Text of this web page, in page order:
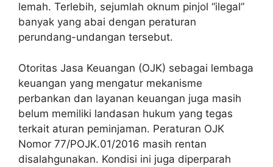
lemah. Terlebih, sejumlah oknum pinjol “ilegal”
banyak yang abai dengan peraturan
perundang-undangan tersebut.
Otoritas Jasa Keuangan (OJK) sebagai lembaga
keuangan yang mengatur mekanisme
perbankan dan layanan keuangan juga masih
belum memiliki landasan hukum yang tegas
terkait aturan peminjaman. Peraturan OJK
Nomor 77/POJK.01/2016 masih rentan
disalahgunakan. Kondisi ini juga diperparah